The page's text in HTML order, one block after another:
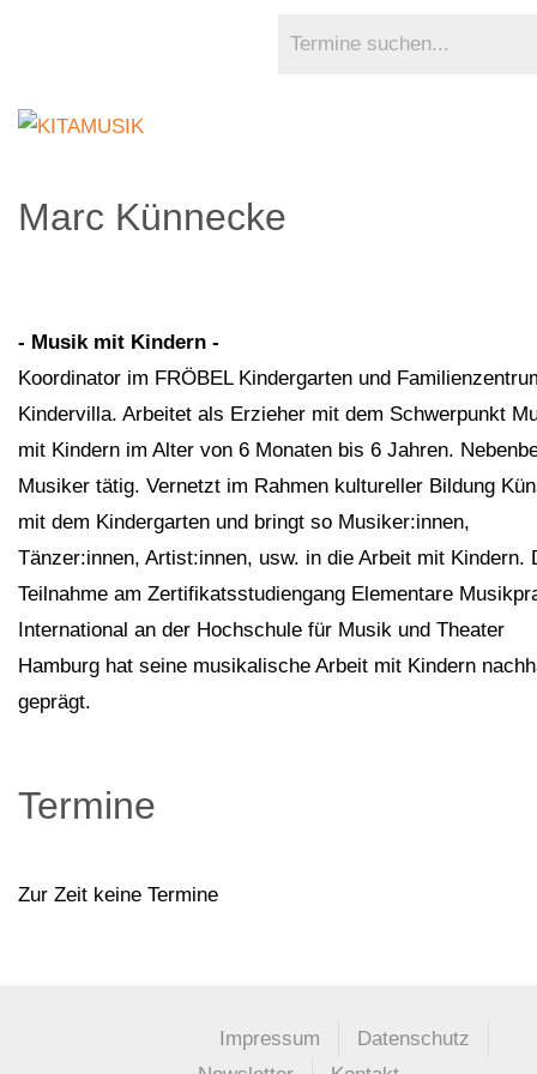
Marc Künnecke
- Musik mit Kindern -
Koordinator im FRÖBEL Kindergarten und
Kindervilla. Arbeitet als Erzieher mit dem Schwerpunkt
mit Kindern im Alter von 6 Monaten bis 6 Jahren.
Musiker tätig. Vernetzt im Rahmen kultureller Bildung
mit dem Kindergarten und bringt so Musiker:innen,
Tänzer:innen, Artist:innen, usw. in die Arbeit mit Kindern.
Teilnahme am Zertifikatsstudiengang Elementare
International an der Hochschule für Musik und Theater
Hamburg hat seine musikalische Arbeit mit Kindern
geprägt.
Termine
Zur Zeit keine Termine
Impressum
Datenschutz